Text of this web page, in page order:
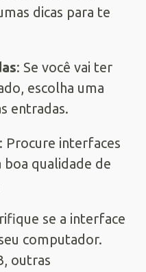
dicas para te
: Se você vai ter
escolha uma
entradas.
: Procure interfaces
qualidade de
se a interface
computador.
outras